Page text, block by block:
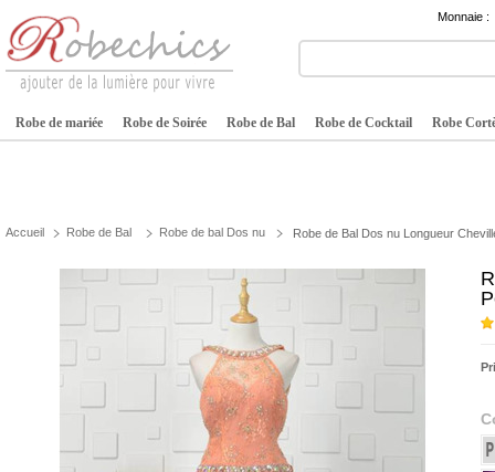
Monnaie :
Robe de mariée Robe de Soirée Robe de Bal Robe de Cocktail Robe
Accueil Robe de Bal Robe de bal Dos nu Robe de Bal Dos nu Longueur